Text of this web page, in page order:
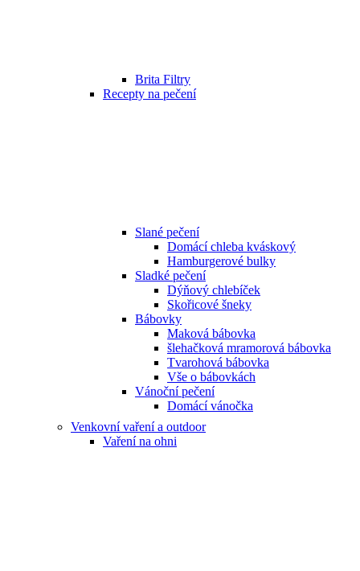
Brita Filtry
Recepty na pečení
Slané pečení
Domácí chleba kváskový
Hamburgerové bulky
Sladké pečení
Dýňový chlebíček
Skořicové šneky
Bábovky
Maková bábovka
šlehačková mramorová bábovka
Tvarohová bábovka
Vše o bábovkách
Vánoční pečení
Domácí vánočka
Venkovní vaření a outdoor
Vaření na ohni